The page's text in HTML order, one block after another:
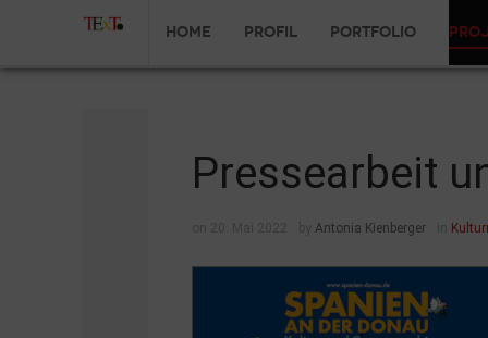
Home Profil Portfolio
Pressearbeit
Antonia Kienberger